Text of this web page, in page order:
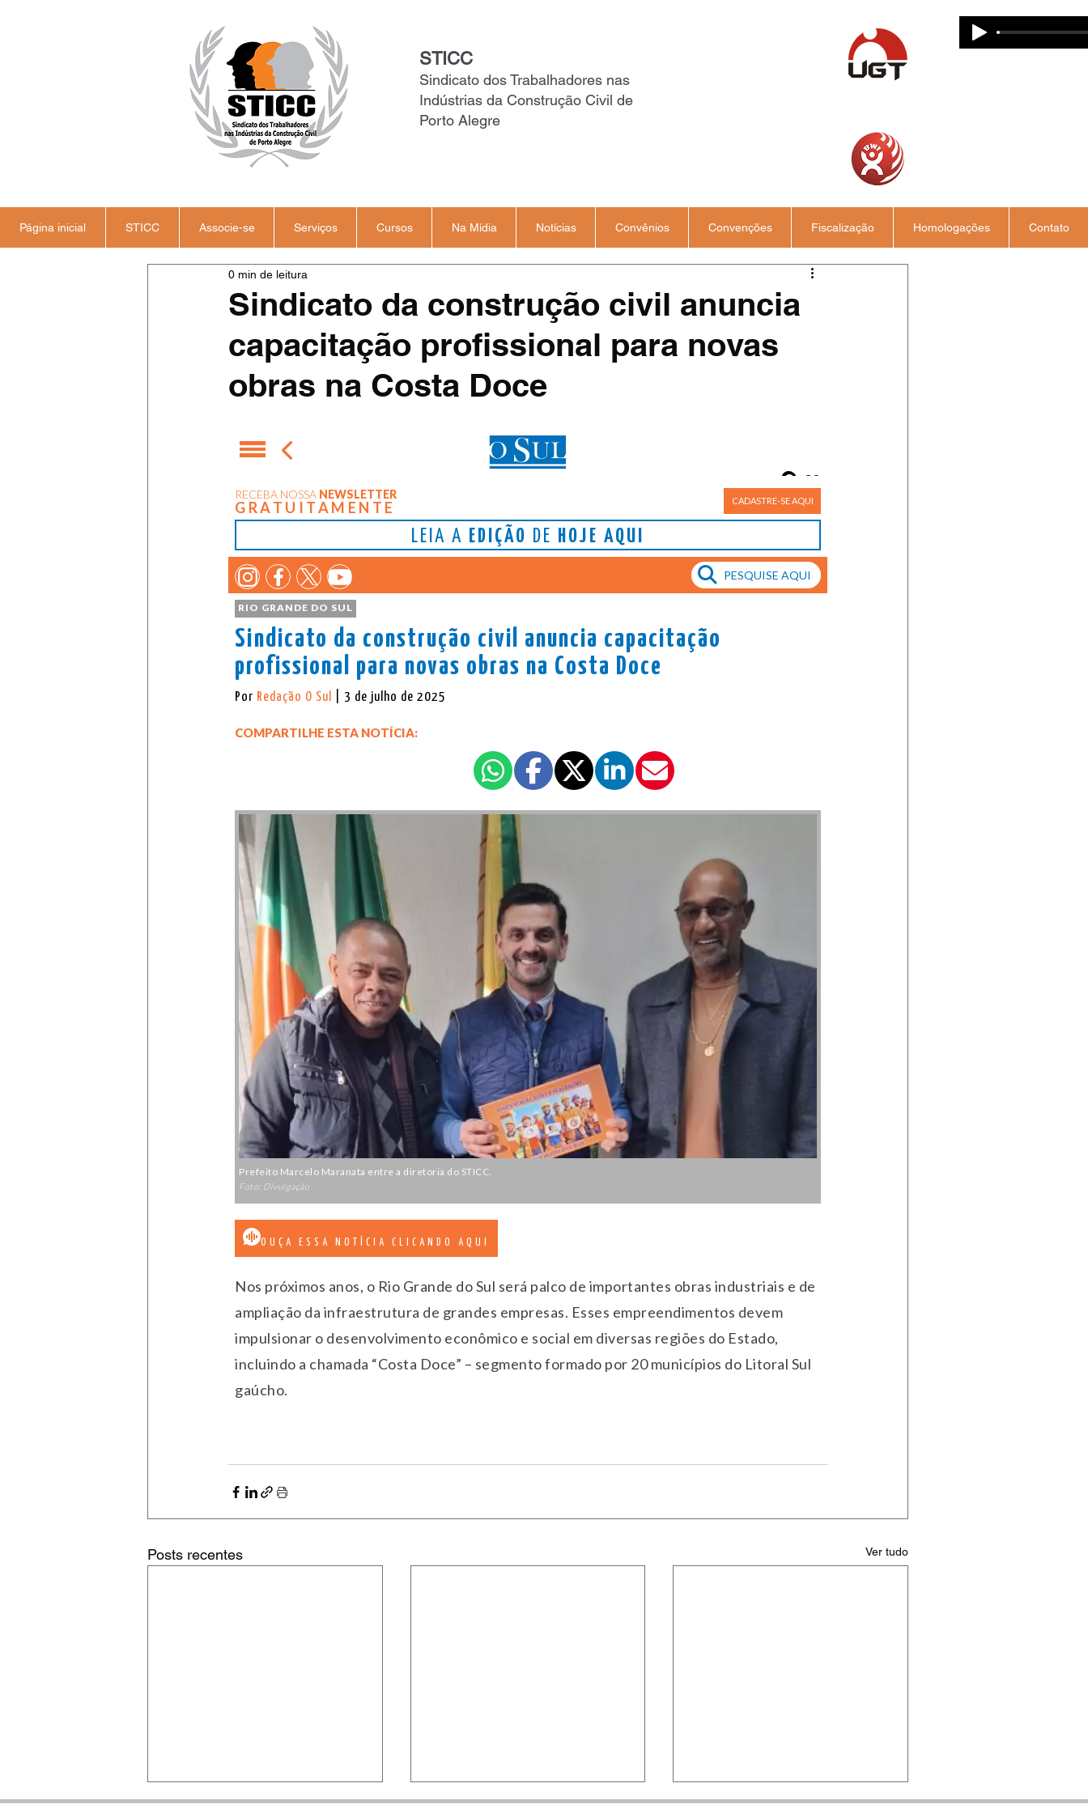
STICC
Sindicato dos Trabalhadores nas
Indústrias da Construção Civil de
Porto Alegre
Página inicial STICC Associe-se Serviços Cursos Na Mídia Notícias Convênios Convenções Fiscalização Homologações Contato
Sindicato da construção civil anuncia
capacitação profissional para novas
obras na Costa Doce
0 min de leitura
Posts recentes Ver tudo